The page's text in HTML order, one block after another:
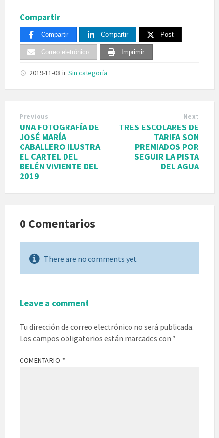
Compartir
Compartir Compartir Post
Correo eletrónico Imprimir
2019-11-08 in Sin categoría
Previous
UNA FOTOGRAFÍA DE
JOSÉ MARÍA
CABALLERO ILUSTRA
EL CARTEL DEL
BELÉN VIVIENTE DEL
2019
Next
TRES ESCOLARES DE
TARIFA SON
PREMIADOS POR
SEGUIR LA PISTA
DEL AGUA
0 Comentarios
There are no comments yet
Leave a comment
Tu dirección de correo electrónico no será publicada.
Los campos obligatorios están marcados con *
COMENTARIO *